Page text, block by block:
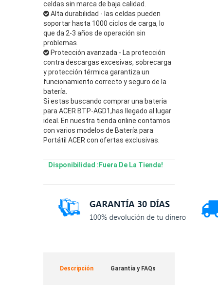
celdas sin marca de baja calidad.
Alta durabilidad - las celdas pueden
soportar hasta 1000 ciclos de carga, lo
que da 2-3 años de operación sin
problemas.
Protección avanzada - La protección
contra descargas excesivas, sobrecarga
y protección térmica garantiza un
funcionamiento correcto y seguro de la
batería.
Si estas buscando comprar una bateria
para ACER BTP-AGD1,has llegado al lugar
ideal. En nuestra tienda online contamos
con varios modelos de Batería para
Portátil ACER con ofertas exclusivas.
Disponibilidad :Fuera De La Tienda!
Descripción Garantía y FAQs